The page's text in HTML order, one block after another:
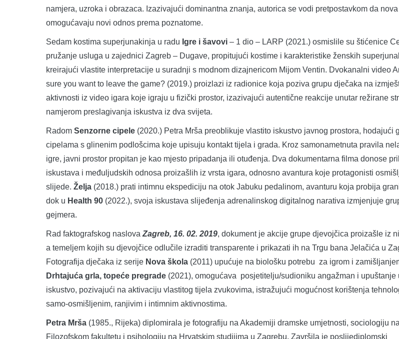
namjera, uzroka i obrazaca. Izazivajući dominantna znanja, autorica se vodi pretpostavkom da
omogućavaju novi odnos prema poznatome.
Sedam kostima superjunakinja u radu Igre i šavovi – 1 dio – LARP (2021.) osmislile su štićenice
pružanje usluga u zajednici Zagreb – Dugave, propitujući kostime i karakteristike ženskih
kreirajući vlastite interpretacije u suradnji s modnom dizajnericom Mijom Ventin. Dvokanalni video
sure you want to leave the game? (2019.) proizlazi iz radionice koja poziva grupu dječaka na
aktivnosti iz video igara koje igraju u fizički prostor, izazivajući autentične reakcije unutar režirane
namjerom preslagivanja iskustva iz dva svijeta.
Radom Senzorne cipele (2020.) Petra Mrša preoblikuje vlastito iskustvo javnog prostora, hodajući
cipelama s glinenim podlošcima koje upisuju kontakt tijela i grada. Kroz samonametnuta pravila
igre, javni prostor propitan je kao mjesto pripadanja ili otuđenja. Dva dokumentarna filma donose
iskustava i međuljudskih odnosa proizašlih iz vrsta igara, odnosno avantura koje protagonisti
slijede. Želja (2018.) prati intimnu ekspediciju na otok Jabuku pedalinom, avanturu koja probija
dok u Health 90 (2022.), svoja iskustava slijeđenja adrenalinskog digitalnog narativa izmjenjuje
gejmera.
Rad faktografskog naslova Zagreb, 16. 02. 2019, dokument je akcije grupe djevojčica proizašle iz
a temeljem kojih su djevojčice odlučile izraditi transparente i prikazati ih na Trgu bana Jelačića u
Fotografija dječaka iz serije Nova škola (2011) upućuje na biološku potrebu za igrom i
Drhtajuća grla, topeće pregrade (2021), omogućava posjetitelju/sudioniku angažman i upuštanje
iskustvo, pozivajući na aktivaciju vlastitog tijela zvukovima, istražujući mogućnost korištenja
samo-osmišljenim, ranjivim i intimnim aktivnostima.
Petra Mrša (1985., Rijeka) diplomirala je fotografiju na Akademiji dramske umjetnosti, sociologiju na
Filozofskom fakultetu i psihologiju na Hrvatskim studijima u Zagrebu. Završila je poslijediplomski